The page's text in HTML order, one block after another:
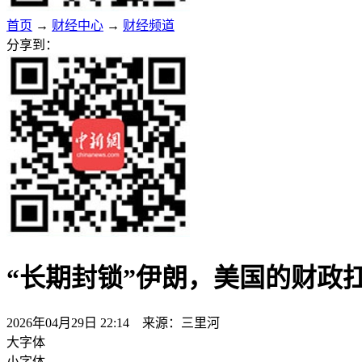
首页 → 财经中心 → 财经频道
分享到：
“长期封锁”伊朗，美国的财政
2026年04月29日 22:14 来源：三里河
大字体